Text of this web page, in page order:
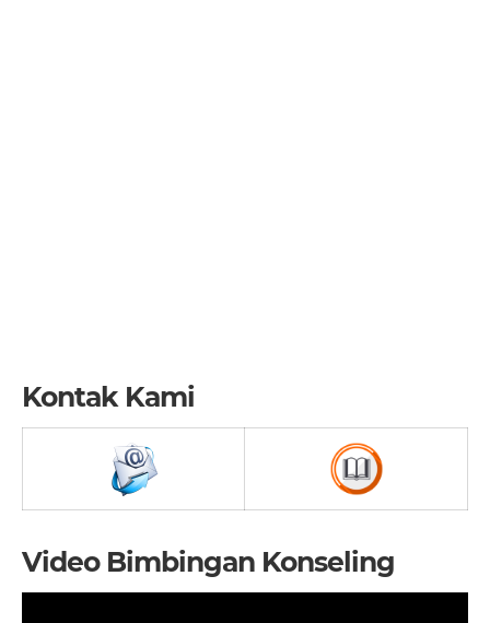
Kontak Kami
Video Bimbingan Konseling